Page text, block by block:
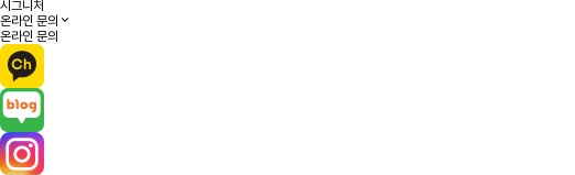
시그니처
온라인 문의
온라인 문의